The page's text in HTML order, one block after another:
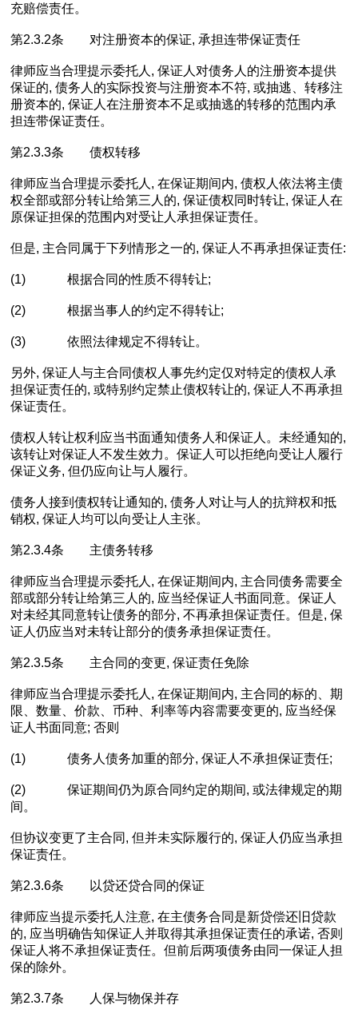
充赔偿责任。
第2.3.2条 对注册资本的保证, 承担连带保证责任
律师应当合理提示委托人, 保证人对债务人的注册资本提供
保证的, 债务人的实际投资与注册资本不符, 或抽逃、转移注
册资本的, 保证人在注册资本不足或抽逃的转移的范围内承
担连带保证责任。
第2.3.3条 债权转移
律师应当合理提示委托人, 在保证期间内, 债权人依法将主债
权全部或部分转让给第三人的, 保证债权同时转让, 保证人在
原保证担保的范围内对受让人承担保证责任。
但是, 主合同属于下列情形之一的, 保证人不再承担保证责任:
(1) 根据合同的性质不得转让;
(2) 根据当事人的约定不得转让;
(3) 依照法律规定不得转让。
另外, 保证人与主合同债权人事先约定仅对特定的债权人承
担保证责任的, 或特别约定禁止债权转让的, 保证人不再承担
保证责任。
债权人转让权利应当书面通知债务人和保证人。未经通知的,
该转让对保证人不发生效力。保证人可以拒绝向受让人履行
保证义务, 但仍应向让与人履行。
债务人接到债权转让通知的, 债务人对让与人的抗辩权和抵
销权, 保证人均可以向受让人主张。
第2.3.4条 主债务转移
律师应当合理提示委托人, 在保证期间内, 主合同债务需要全
部或部分转让给第三人的, 应当经保证人书面同意。保证人
对未经其同意转让债务的部分, 不再承担保证责任。但是, 保
证人仍应当对未转让部分的债务承担保证责任。
第2.3.5条 主合同的变更, 保证责任免除
律师应当合理提示委托人, 在保证期间内, 主合同的标的、期
限、数量、价款、币种、利率等内容需要变更的, 应当经保
证人书面同意; 否则
(1) 债务人债务加重的部分, 保证人不承担保证责任;
(2) 保证期间仍为原合同约定的期间, 或法律规定的期
间。
但协议变更了主合同, 但并未实际履行的, 保证人仍应当承担
保证责任。
第2.3.6条 以贷还贷合同的保证
律师应当提示委托人注意, 在主债务合同是新贷偿还旧贷款
的, 应当明确告知保证人并取得其承担保证责任的承诺, 否则
保证人将不承担保证责任。但前后两项债务由同一保证人担
保的除外。
第2.3.7条 人保与物保并存